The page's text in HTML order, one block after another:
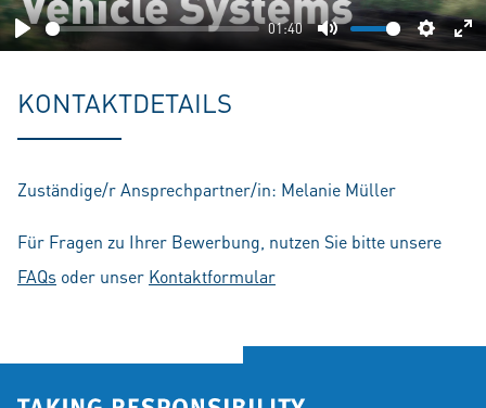
Play
01:40
Mute
KONTAKTDETAILS
Zuständige/r Ansprechpartner/in: Melanie Müller
Für Fragen zu Ihrer Bewerbung, nutzen Sie bitte unsere
FAQs oder unser Kontaktformular